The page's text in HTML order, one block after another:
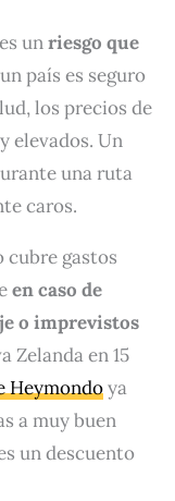
unriesgo que
país es seguro
los precios de
elevados. Un
una ruta
caros.
cubre gastos
en caso de
o imprevistos
Zelanda en 15
Heymondoya
a muy buen
un descuento